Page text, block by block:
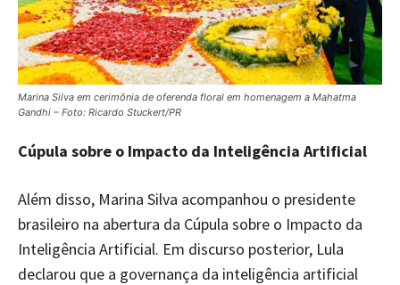
Marina Silva em cerimônia de oferenda floral em homenagem a Mahatma
Gandhi – Foto: Ricardo Stuckert/PR
Cúpula sobre o Impacto da Inteligência Artificial
Além disso, Marina Silva acompanhou o presidente
brasileiro na abertura da Cúpula sobre o Impacto da
Inteligência Artificial. Em discurso posterior, Lula
declarou que a governança da inteligência artificial